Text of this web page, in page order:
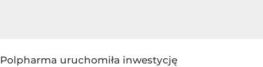
Polpharma uruchomiła inwestycję